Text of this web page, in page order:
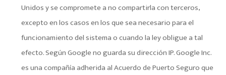
Unidos y se compromete a no compartirla con terceros,
excepto en los casos en los que sea necesario para el
funcionamiento del sistema o cuando la ley obligue a tal
efecto. Según Google no guarda su dirección IP. Google Inc.
es una compañía adherida al Acuerdo de Puerto Seguro que